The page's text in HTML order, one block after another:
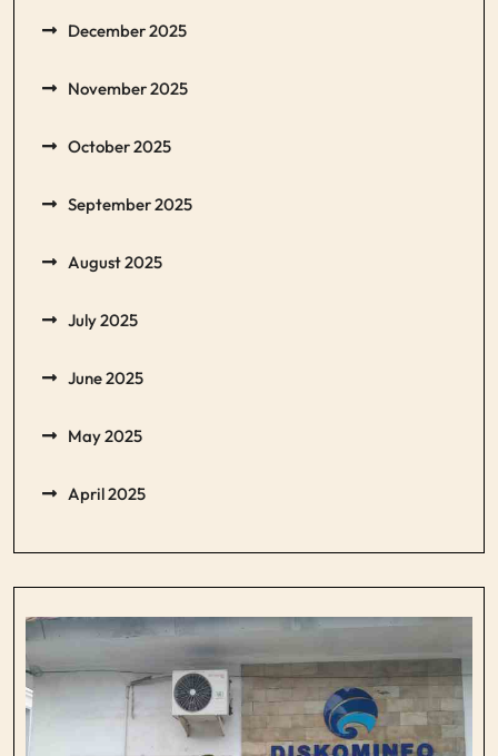
December 2025
November 2025
October 2025
September 2025
August 2025
July 2025
June 2025
May 2025
April 2025